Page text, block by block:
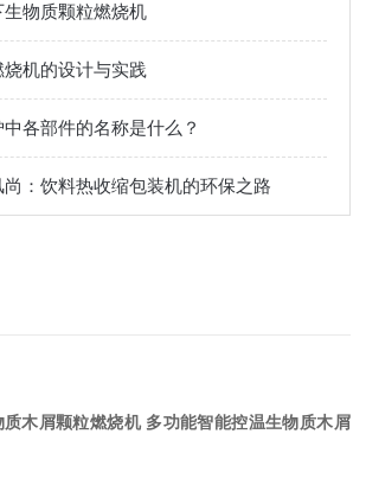
物质颗粒燃烧机
机的设计与实践
各部件的名称是什么？
：饮料热收缩包装机的环保之路
木屑颗粒燃烧机 多功能智能控温生物质木屑